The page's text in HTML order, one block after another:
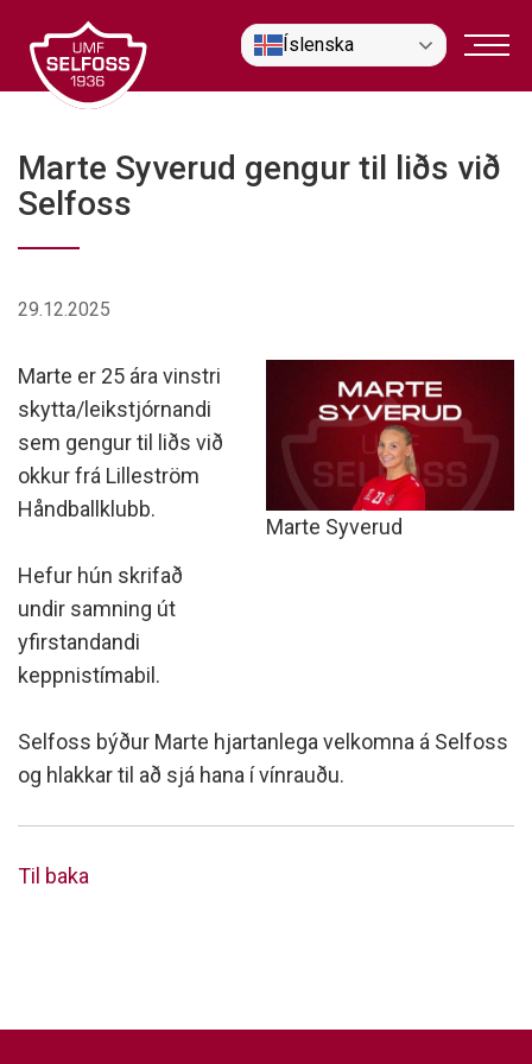
efni
Íslenska
Marte Syverud gengur til liðs við
Selfoss
29.12.2025
Marte Syverud
Marte er 25 ára vinstri
skytta/leikstjórnandi
sem gengur til liðs við
okkur frá Lilleström
Håndballklubb.
Hefur hún skrifað
undir samning út
yfirstandandi
keppnistímabil.
Selfoss býður Marte hjartanlega velkomna á Selfoss
og hlakkar til að sjá hana í vínrauðu.
Til baka